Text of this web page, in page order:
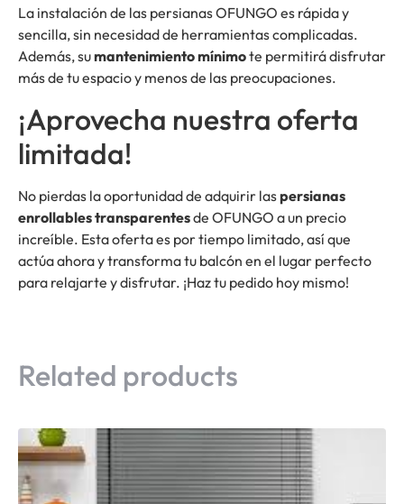
La instalación de las persianas OFUNGO es rápida y
sencilla, sin necesidad de herramientas complicadas.
Además, sumantenimiento mínimote permitirá disfrutar
más de tu espacio y menos de las preocupaciones.
¡Aprovecha nuestra oferta
limitada!
No pierdas la oportunidad de adquirir laspersianas
enrollables transparentesde OFUNGO a un precio
increíble. Esta oferta es por tiempo limitado, así que
actúa ahora y transforma tu balcón en el lugar perfecto
para relajarte y disfrutar. ¡Haz tu pedido hoy mismo!
Related products